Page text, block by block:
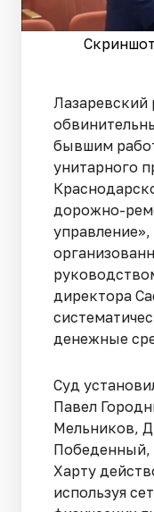
бывшим
унитарного
дорожно-
директора
денежные
Суд
Павел
Мельников,
Победенный,
Харту
используя